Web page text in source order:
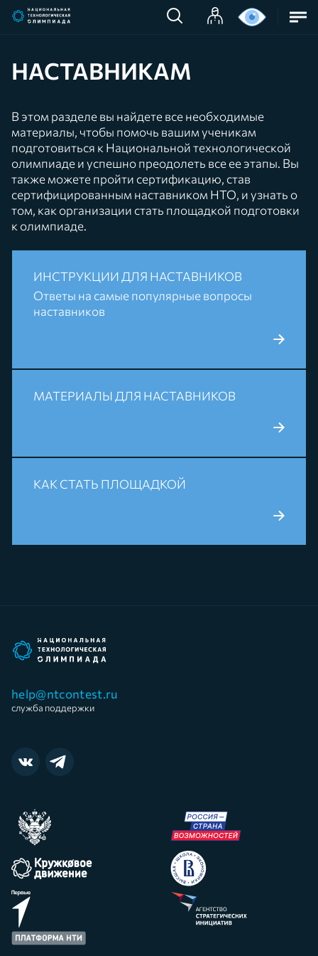
НАСТАВНИКАМ
В этом разделе вы найдете все необходимые
материалы, чтобы помочь вашим ученикам
подготовиться к Национальной технологической
олимпиаде и успешно преодолеть все ее этапы. Вы
также можете пройти сертификацию, став
сертифицированным наставником НТО, и узнать о
том, как организации стать площадкой подготовки
к олимпиаде.
ИНСТРУКЦИИ ДЛЯ НАСТАВНИКОВ
Ответы на самые популярные вопросы
наставников
МАТЕРИАЛЫ ДЛЯ НАСТАВНИКОВ
КАК СТАТЬ ПЛОЩАДКОЙ
help@ntcontest.ru
служба поддержки